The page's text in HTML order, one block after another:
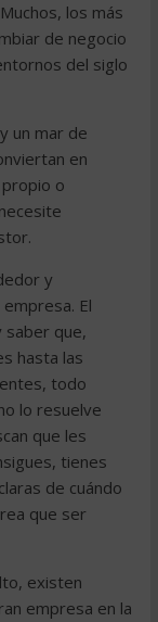
los más
de negocio
del siglo
un mar de
en
o
y
El
saber que,
hasta las
todo
lo resuelve
que les
tienes
de cuándo
que ser
existen
empresa en la